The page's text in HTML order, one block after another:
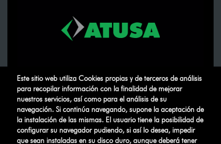
Este sitio web utiliza Cookies propias y de terceros de análisis
para recopilar información con la finalidad de mejorar
nuestros servicios, así como para el análisis de su
navegación. Si continúa navegando, supone la aceptación de
la instalación de las mismas. El usuario tiene la posibilidad de
configurar su navegador pudiendo, si así lo desea, impedir
que sean instaladas en su disco duro, aunque deberá tener